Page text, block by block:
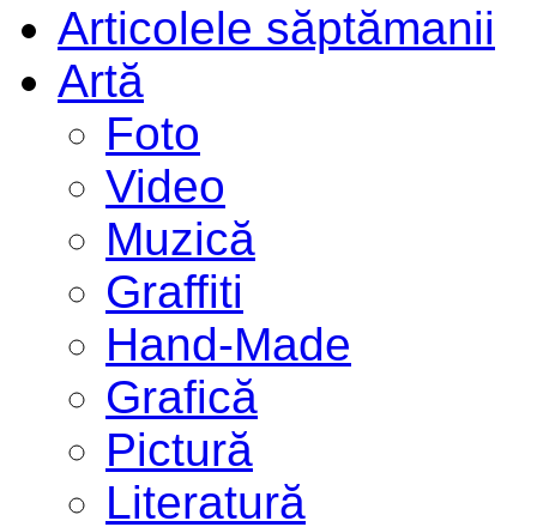
Articolele săptămanii
Artă
Foto
Video
Muzică
Graffiti
Hand-Made
Grafică
Pictură
Literatură